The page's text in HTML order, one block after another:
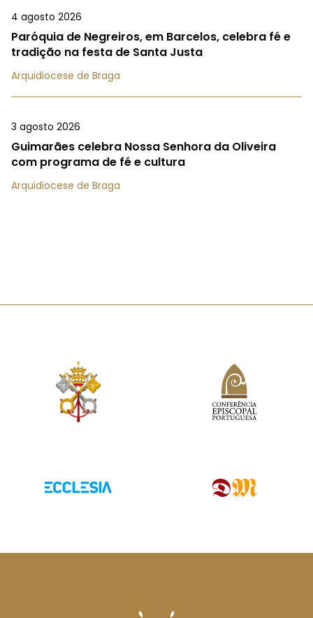
4 agosto 2026
Paróquia de Negreiros, em Barcelos, celebra fé e
tradição na festa de Santa Justa
Arquidiocese de Braga
3 agosto 2026
Guimarães celebra Nossa Senhora da Oliveira
com programa de fé e cultura
Arquidiocese de Braga